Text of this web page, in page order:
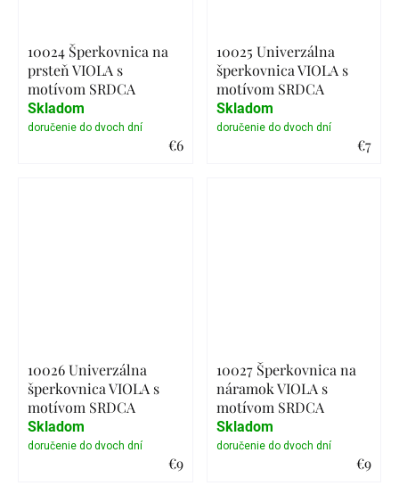
10024 Šperkovnica na
prsteň VIOLA s
motívom SRDCA
€6
Skladom
10025 Univerzálna
šperkovnica VIOLA s
motívom SRDCA
€7
Skladom
10026 Univerzálna
šperkovnica VIOLA s
motívom SRDCA
€9
Skladom
10027 Šperkovnica na
náramok VIOLA s
motívom SRDCA
€9
Skladom